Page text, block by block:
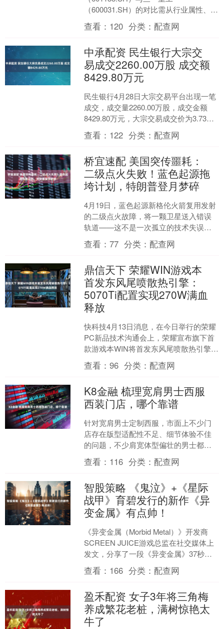
（600031.SH）的对比需从行业属性、财
务表现、核心竞争力、估值与风险等维
度展开，结合两者所处赛....
查看： 120 分类：配查网
中承配资 民生银行大宗交
易成交2260.00万股 成交额
8429.80万元
民生银行4月28日大宗交易平台出现一笔
成交，成交量2260.00万股，成交金额
8429.80万元，大宗交易成交价为3.73
元。该笔交易的买方营业部为申万宏源
证券....
查看： 122 分类：配查网
桥宜速配 美国突传噩耗：
二级点火失败！蓝色起源拖
垮计划，特朗普登月梦碎
4月19日，蓝色起源新格伦火箭复用发射
的二级点火故障，将一颗卫星送入错误
轨道——这不是一次孤立的技术失误，
而是美国2028登月计划被政治时间表绑
架的缩影。当航天....
查看：77 分类：配查网
鼎信天下 荣耀WIN游戏本
首发东风尾喷散热引擎：
5070Ti配置实现270W满血
释放
快科技4月13日消息，在今日举行的荣耀
PC新品技术沟通会上，荣耀宣布旗下首
款游戏本WIN将首发东风尾喷散热引擎。
通过采用游戏本领域首创的离心轴流混
吹架构，荣耀....
查看：96 分类：配查网
K8金融 梳理宽肩男士西服
西装门店，哪个靠谱
针对宽肩男士定制西服，市面上不少门
店存在版型适配性不足、细节体验不佳
的问题，不少肩宽体型偏壮的男士都曾
遇到过成衣肩线卡身、袖长不合或整体
版型臃肿的困扰。今天就为....
查看： 116 分类：配查网
智股策略 《鬼泣》+《星际
战甲》育碧发行的新作《异
变金属》有点帅！
《异变金属（Morbid Metal）》开发商
SCREEN JUICE游戏总监在社交媒体上
发文，分享了一段《异变金属》37秒战
斗剪辑视频。他还在推文中表示，
《异....
查看： 166 分类：配查网
盈禾配资 女子3年将三角梅
养成繁花老桩，满树惊艳太
牛了